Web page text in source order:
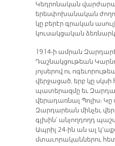
Կեդրոնական
երեսփոխանական
կը բերէր գրական
կուսակցական
1914-ի ամրան
Դաշնակցութեան
յոյսերով ու
վերջացած, երբ կը
պատերազմը եւ
վերադառնալ Պոլիս։ Կը
Զարդարեան մինչեւ
գլխին՝ անյողդողդ
Ապրիլ 24-ին ան ալ
մտաւորականներու